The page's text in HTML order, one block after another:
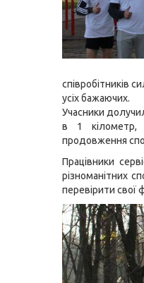
співробітників
усіх бажаючих.
Учасники
в 1 кілометр,
продовження
Працівники
різноманітних
перевірити свої